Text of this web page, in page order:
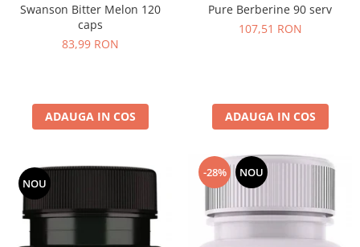
Swanson Bitter Melon 120
caps
83,99 RON
ADAUGA IN COS
Pure Berberine 90 serv
107,51 RON
ADAUGA IN COS
NOU
-28% NOU